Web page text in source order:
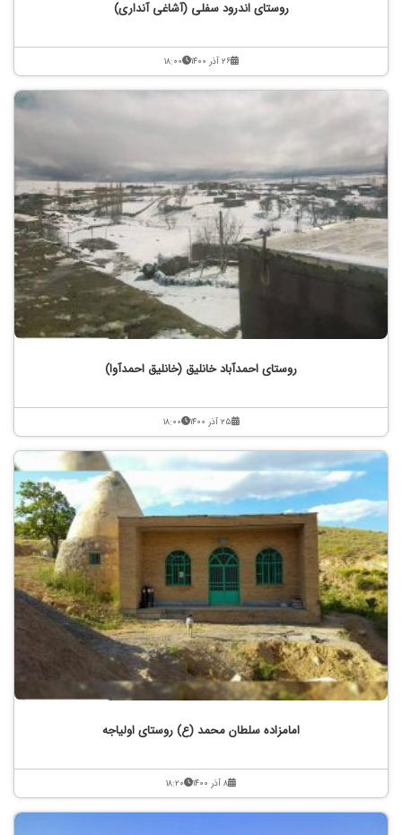
روستای اندرود سفلی (آشاغی آنداری)
۲۶ آذر ۱۴۰۰ ۱۸:۰۰
روستای احمدآباد خانلیق (خانلیق احمدآوا)
۲۵ آذر ۱۴۰۰ ۱۸:۰۰
امامزاده سلطان محمد (ع) روستای اولیاجه
۸ آذر ۱۴۰۰ ۱۸:۲۰